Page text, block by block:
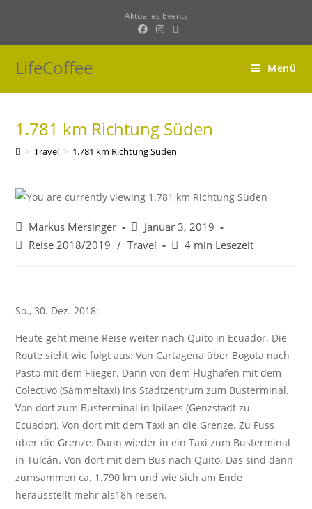
springen
Aktuelles Events
LifeCoffee Menü
1.781 km Richtung Süden
> Travel > 1.781 km Richtung Süden
Beitrags-
Autor:
Markus Mersinger
Beitrag
veröffentlicht:
Januar 3, 2019
Beitrags-
Reise 2018/2019 / Travel Lesedauer:
4 min Lesezeit
So., 30. Dez. 2018:
Heute geht meine Reise weiter nach Quito in Ecuador. Die
Route sieht wie folgt aus: Von Cartagena über Bogota nach
Pasto mit dem Flieger. Dann von dem Flughafen mit dem
Colectivo (Sammeltaxi) ins Stadtzentrum zum Busterminal.
Von dort zum Busterminal in Ipilaes (Genzstadt zu
Ecuador). Von dort mit dem Taxi an die Grenze. Zu Fuss
über die Grenze. Dann wieder in ein Taxi zum Busterminal
in Tulcán. Von dort mit dem Bus nach Quito. Das sind dann
zumsammen ca. 1.790 km und wie sich am Ende
herausstellt mehr als18h reisen.